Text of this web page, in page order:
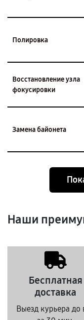
Полировка
Восстановление узла
фокусировки
Замена байонета
Наши
Бесплатная
доставка
Выезд курьера до